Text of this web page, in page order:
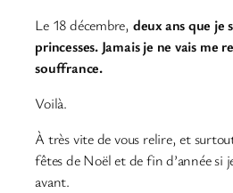
Le 18 décembre, deux ans que je
princesses. Jamais je ne vais me
souffrance.
Voilà.
À très vite de vous relire, et
fêtes de Noël et de fin d’année si
avant.